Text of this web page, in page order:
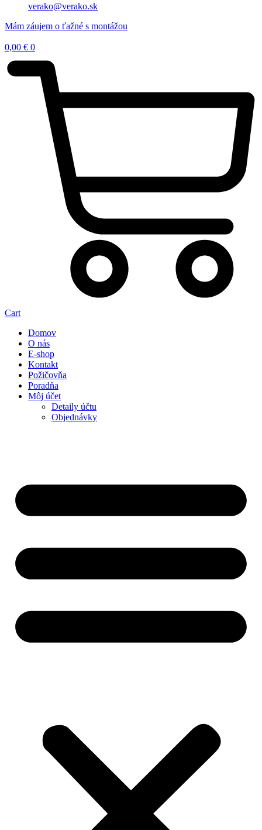
verako@verako.sk
Mám záujem o ťažné s montážou
0,00 € 0
Cart
Domov
O nás
E-shop
Kontakt
Požičovňa
Poradňa
Môj účet
Detaily účtu
Objednávky